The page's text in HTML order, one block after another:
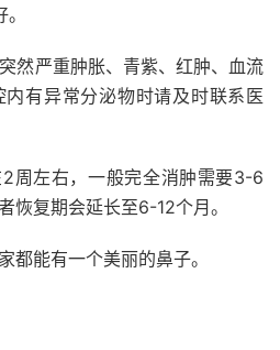
然严重肿胀、青紫、红肿、血流
有异常分泌物时请及时联系医
周左右，一般完全消肿需要3-6
恢复期会延长至6-12个月。
都能有一个美丽的鼻子。